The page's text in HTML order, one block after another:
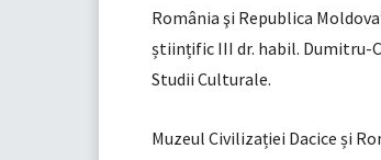
România şi Republica
științific III dr. habil. Dumitru-
Studii Culturale.
Muzeul Civilizației Dacice și